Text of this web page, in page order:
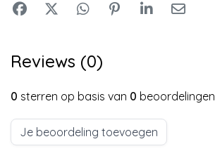
Reviews (0)
0 sterren op basis van 0 beoordelingen
Je beoordeling toevoegen